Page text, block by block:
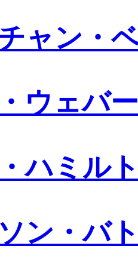
ャン・
ウェバー
ハミル
ン・バ